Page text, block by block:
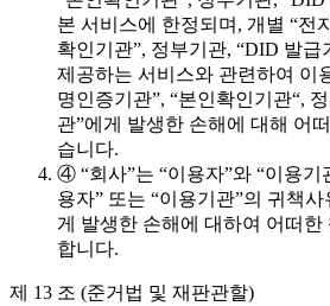
본 서비스에 한정되며, 개별 “전
확인기관”, 정부기관, “DID 발급
제공하는 서비스와 관련하여 이
명인증기관”, “본인확인기관“,
관”에게 발생한 손해에 대해 어
습니다.
④ “회사”는 “이용자”와 “이용기
용자” 또는 “이용기관”의 귀책
게 발생한 손해에 대하여 어떠한
합니다.
제 13 조 (준거법 및 재판관할)